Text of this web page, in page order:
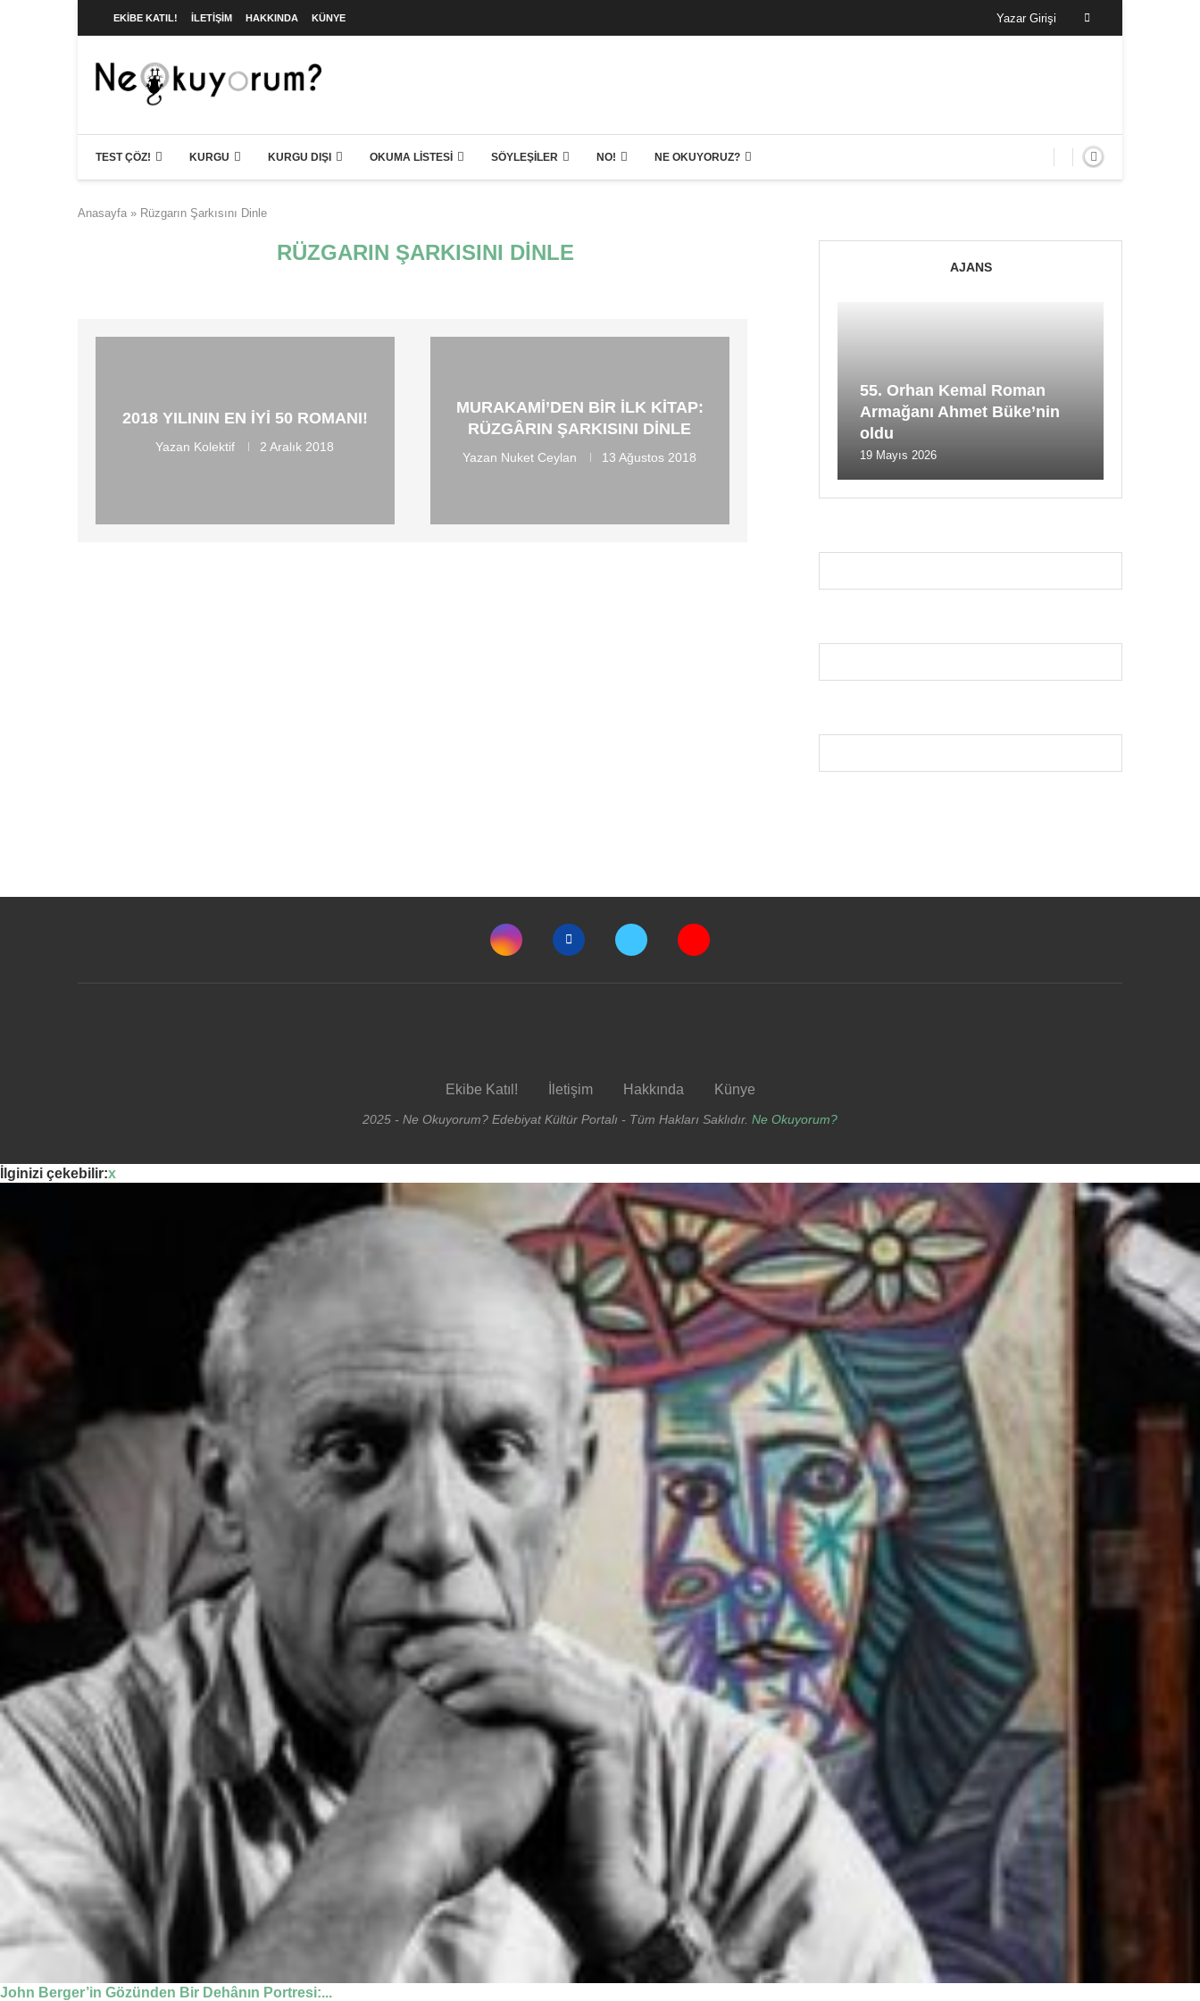
EKIBE KATIL! İLETIŞIM HAKKINDA KÜNYE Yazar Girişi
TEST ÇÖZ! KURGU KURGU DIŞI OKUMA LISTESI SÖYLEŞILER NO! NE OKUYORUZ?
Anasayfa » Rüzgarın Şarkısını Dinle
RÜZGARIN ŞARKISINI DINLE
2018 YILININ EN IYI 50 ROMANI!
Yazan Kolektif 2 Aralık 2018
MURAKAMI’DEN BIR ILK KITAP:
RÜZGÂRIN ŞARKISINI DINLE
Yazan Nuket Ceylan 13 Ağustos 2018
AJANS
55. Orhan Kemal Roman
Armağanı Ahmet Büke’nin
oldu
19 Mayıs 2026
Ekibe Katıl! İletişim Hakkında Künye
2025 - Ne Okuyorum? Edebiyat Kültür Portalı - Tüm Hakları Saklıdır. Ne Okuyorum?
İlginizi çekebilir:x
John Berger’in Gözünden Bir Dehânın Portresi:...